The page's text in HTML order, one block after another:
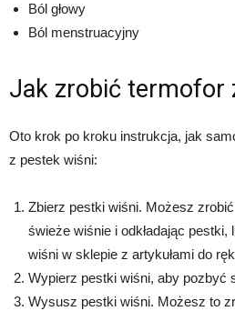
Ból głowy
Ból menstruacyjny
Jak zrobić termofor
Oto krok po kroku instrukcja, jak
z pestek wiśni:
Zbierz pestki wiśni. Możesz
świeże wiśnie i odkładając
wiśni w sklepie z artykułami do
Wypierz pestki wiśni, aby pozbyć
Wysusz pestki wiśni. Możesz to